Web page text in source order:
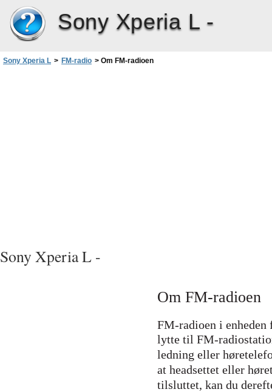
Sony Xperia L -
Sony Xperia L > FM-radio > Om FM-radioen
Sony Xperia L -
Om FM-radioen
FM-radioen i enheden
lytte til FM-
ledning eller
at headsettet eller
tilsluttet, kan du